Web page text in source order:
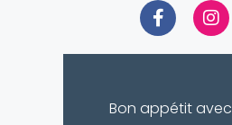
Bon appétit